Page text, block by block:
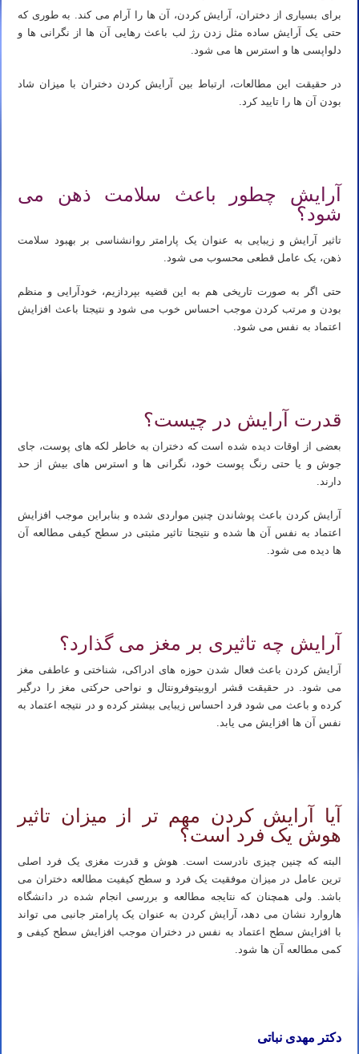
برای بسیاری از دختران، آرایش کردن، آن ها را آرام می کند. به طوری که
حتی یک آرایش ساده مثل زدن رژ لب باعث رهایی آن ها از نگرانی ها و
دلواپسی ها و استرس ها می شود.
در حقیقت این مطالعات، ارتباط بین آرایش کردن دختران با میزان شاد
بودن آن ها را تایید کرد.
آرایش چطور باعث سلامت ذهن می
شود؟
تاثیر آرایش و زیبایی به عنوان یک پارامتر روانشناسی بر بهبود سلامت
ذهن، یک عامل قطعی محسوب می شود.
حتی اگر به صورت تاریخی هم به این قضیه بپردازیم، خودآرایی و منظم
بودن و مرتب کردن موجب احساس خوب می شود و نتیجتا باعث افزایش
اعتماد به نفس می شود.
قدرت آرایش در چیست؟
بعضی از اوقات دیده شده است که دختران به خاطر لکه های پوست، جای
جوش و یا حتی رنگ پوست خود، نگرانی ها و استرس های بیش از حد
دارند.
آرایش کردن باعث پوشاندن چنین مواردی شده و بنابراین موجب افزایش
اعتماد به نفس آن ها شده و نتیجتا تاثیر مثبتی در سطح کیفی مطالعه آن
ها دیده می شود.
آرایش چه تاثیری بر مغز می گذارد؟
آرایش کردن باعث فعال شدن حوزه های ادراکی، شناختی و عاطفی مغز
می شود. در حقیقت قشر اروبیتوفرونتال و نواحی حرکتی مغز را درگیر
کرده و باعث می شود فرد احساس زیبایی بیشتر کرده و در نتیجه اعتماد به
نفس آن ها افزایش می یابد.
آیا آرایش کردن مهم تر از میزان تاثیر
هوش یک فرد است؟
البته که چنین چیزی نادرست است. هوش و قدرت مغزی یک فرد اصلی
ترین عامل در میزان موفقیت یک فرد و سطح کیفیت مطالعه دختران می
باشد. ولی همچنان که نتایجه مطالعه و بررسی انجام شده در دانشگاه
هاروارد نشان می دهد، آرایش کردن به عنوان یک پارامتر جانبی می تواند
با افزایش سطح اعتماد به نفس در دختران موجب افزایش سطح کیفی و
کمی مطالعه آن ها شود.
دکتر مهدی نباتی